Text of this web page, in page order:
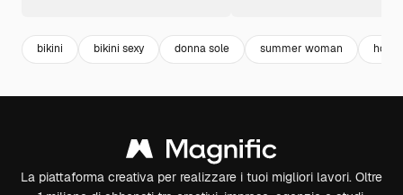
bikini bikini sexy donna sole summer woman
La piattaforma creativa per realizzare i tuoi migliori lavori. Oltre